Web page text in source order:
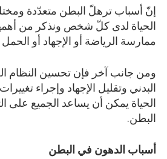
إنّ أسباب ترهلّ البطن متعدّدة
الحياة لدى كلّ شخص ونذكر من
ممارسة الرياضة أو الإجهاد أو
ومن جانب آخر فإن تحسين النظام
البدني وتقليل الإجهاد وإجراء
الحياة يمكن أن يساعد الجميع
البطن.
أسباب الدهون في البطن